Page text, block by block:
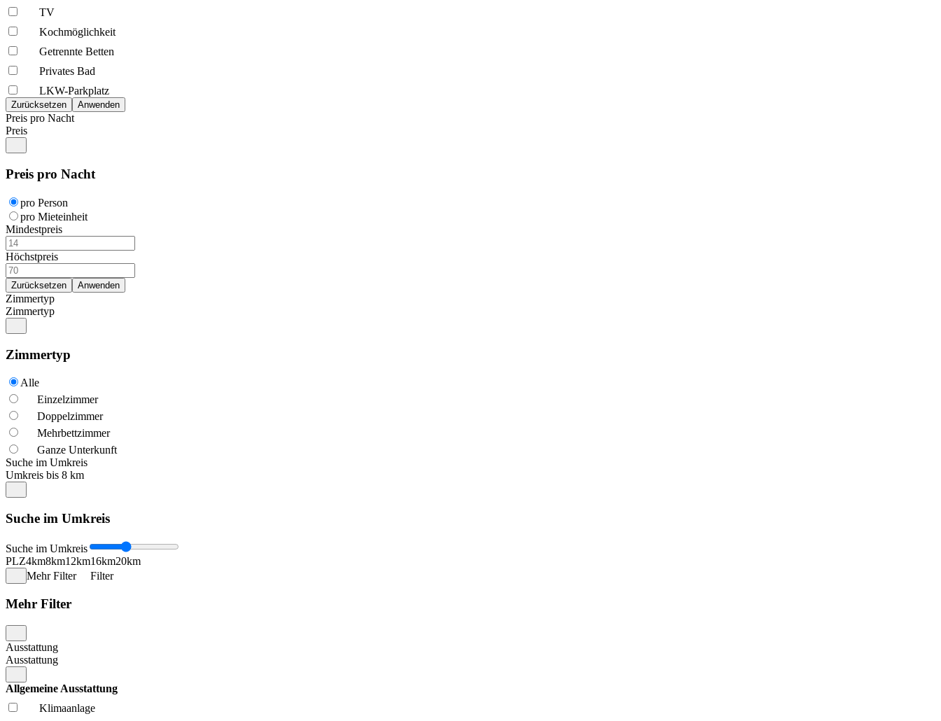
TV
Kochmöglich­keit
Getrennte Betten
Privates Bad
LKW-Parkplatz
Preis pro Nacht
Preis
Preis pro Nacht
pro Person
pro Mieteinheit
Mindestpreis
Höchstpreis
Zimmertyp
Zimmertyp
Zimmertyp
Alle
Einzelzimmer
Doppelzimmer
Mehrbettzimmer
Ganze Unterkunft
Suche im Umkreis
Umkreis bis 8 km
Suche im Umkreis
Suche im Umkreis
PLZ4km8km12km16km20km
Mehr Filter
Filter
Mehr Filter
Ausstattung
Ausstattung
Allgemeine Ausstattung
Klima­anlage